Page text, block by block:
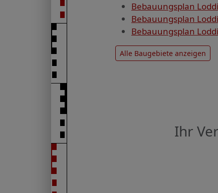
Bebauungsplan
Bebauungsplan
Bebauungsplan
Alle Baugebiete anzeigen
Ihr